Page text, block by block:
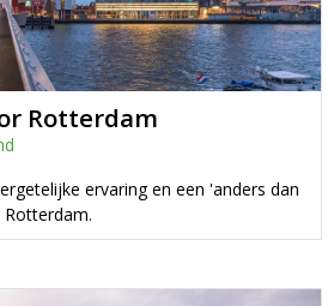
Rotterdam
ervaring en een 'anders dan